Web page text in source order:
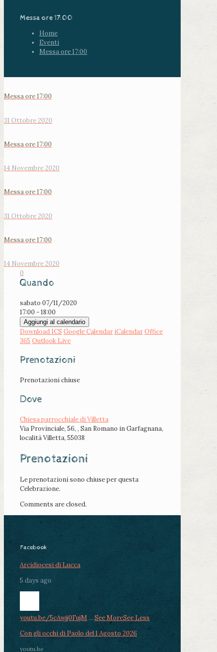
Messa ore 17:00
Home
Eventi
Messa ore 17:00
Messa ore 17:00
31 Ottobre 2020
Messa ore 17:00
14 Novembre 2020
Messa ore 17:00
31 Ottobre 2020
Messa ore 17:00
14 Novembre 2020
0
Quando
sabato 07/11/2020
17:00 - 18:00
Aggiungi al calendario
Download ICS Google Calendar iCalendarOffice
365 Outlook Live
Prenotazioni
Prenotazioni chiuse
Dove
Chiesa parrocchiale di Villetta
Via Provinciale, 56, , San Romano in Garfagnana,
località Villetta, 55038
Prenotazioni
Le prenotazioni sono chiuse per questa
Celebrazione.
Comments are closed.
Facebook
Arcidiocesi di Lucca
5 days ago
youtu.be/5cAwjj0FujM ... See MoreSee Less
Con gli occhi di Paolo del 1 Agosto 2026
youtu.be